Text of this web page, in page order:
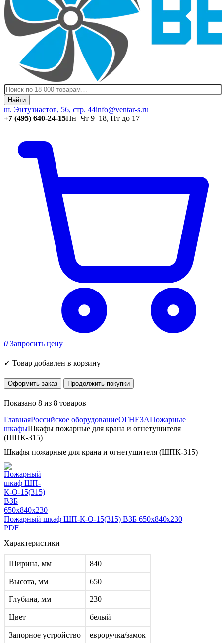
Найти
ш. Энтузиастов, 56, стр. 44info@ventar-s.ru
+7 (495) 640-24-15Пн–Чт 9–18, Пт до 17
0 Запросить цену
✓ Товар добавлен в корзину
Оформить заказ Продолжить покупки
Показано 8 из 8 товаров
ГлавнаяРоссийское оборудованиеОГНЕЗАПожарные
шкафыШкафы пожарные для крана и огнетушителя
(ШПК-315)
Шкафы пожарные для крана и огнетушителя (ШПК-315)
Пожарный шкаф ШП-К-О-15(315) ВЗБ 650x840x230
PDF
Характеристики
Ширина, мм 840
Высота, мм 650
Глубина, мм 230
Цвет белый
Запорное устройство евроручка/замок